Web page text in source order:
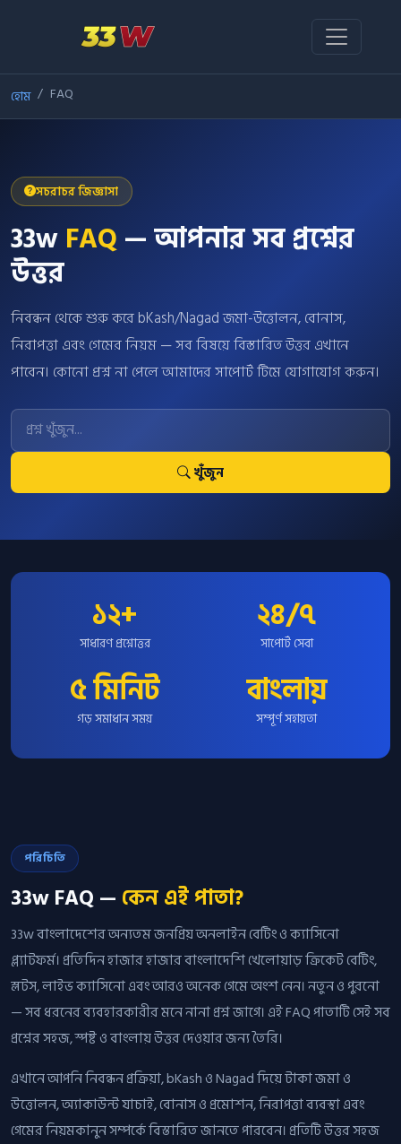
হোম FAQ
সচরাচর জিজ্ঞাসা
33w FAQ— আপনার সব প্রশ্নের
উত্তর
নিবন্ধন থেকে শুরু করে bKash/Nagad জমা-উত্তোলন, বোনাস,
নিরাপত্তা এবং গেমের নিয়ম — সব বিষয়ে বিস্তারিত উত্তর এখানে
পাবেন। কোনো প্রশ্ন না পেলে আমাদের সাপোর্ট টিমে যোগাযোগ করুন।
খুঁজুন
১২+
সাধারণ প্রশ্নোত্তর
২৪/৭
সাপোর্ট সেবা
৫ মিনিট
গড় সমাধান সময়
বাংলায়
সম্পূর্ণ সহায়তা
পরিচিতি
33w FAQ — কেন এই পাতা?
33w বাংলাদেশের অন্যতম জনপ্রিয় অনলাইন বেটিং ও ক্যাসিনো
প্ল্যাটফর্ম। প্রতিদিন হাজার হাজার বাংলাদেশি খেলোয়াড় ক্রিকেট বেটিং,
স্লটস, লাইভ ক্যাসিনো এবং আরও অনেক গেমে অংশ নেন। নতুন ও পুরনো
— সব ধরনের ব্যবহারকারীর মনে নানা প্রশ্ন জাগে। এই FAQ পাতাটি সেই সব
প্রশ্নের সহজ, স্পষ্ট ও বাংলায় উত্তর দেওয়ার জন্য তৈরি।
এখানে আপনি নিবন্ধন প্রক্রিয়া, bKash ও Nagad দিয়ে টাকা জমা ও
উত্তোলন, অ্যাকাউন্ট যাচাই, বোনাস ও প্রমোশন, নিরাপত্তা ব্যবস্থা এবং
গেমের নিয়মকানুন সম্পর্কে বিস্তারিত জানতে পারবেন। প্রতিটি উত্তর সহজ